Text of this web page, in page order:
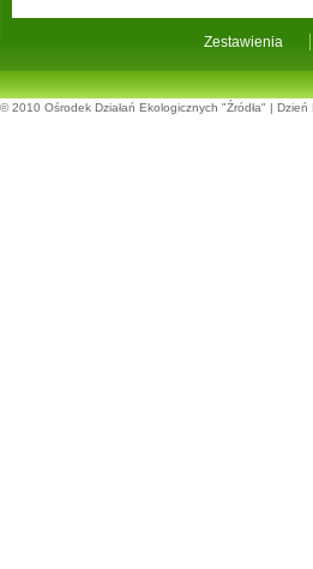
Zestawienia
© 2010 Ośrodek Działań Ekologicznych "Źródła" | Dzień